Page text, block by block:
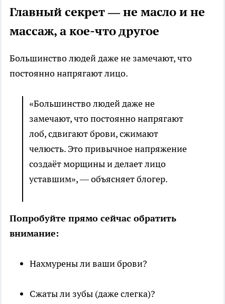
Главный секрет — не масло и не
массаж, а кое-что другое
Большинство людей даже не замечают, что
постоянно напрягают лицо.
«Большинство людей даже не
замечают, что постоянно напрягают
лоб, сдвигают брови, сжимают
челюсть. Это привычное напряжение
создаёт морщины и делает лицо
уставшим», — объясняет блогер.
Попробуйте прямо сейчас обратить
внимание:
Нахмурены ли ваши брови?
Сжаты ли зубы (даже слегка)?